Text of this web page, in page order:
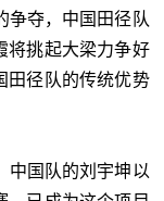
夺，中国田径队
将挑起大梁力争好
田径队的传统优势
中国队的刘宇坤以